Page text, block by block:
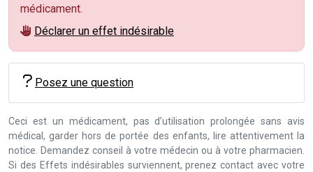
médicament.
Déclarer un effet indésirable
Posez une question
Ceci est un médicament, pas d’utilisation prolongée sans avis
médical, garder hors de portée des enfants, lire attentivement la
notice. Demandez conseil à votre médecin ou à votre pharmacien.
Si des Effets indésirables surviennent, prenez contact avec votre